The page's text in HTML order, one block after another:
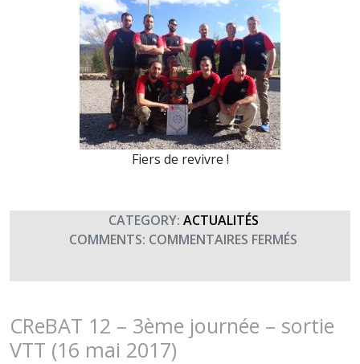
Fiers de revivre !
CATEGORY: ACTUALITÉS
COMMENTS: COMMENTAIRES FERMÉS
12
6ÈME
JOURNÉE
CReBAT 12 – 3ème journée – sortie
VTT (16 mai 2017)